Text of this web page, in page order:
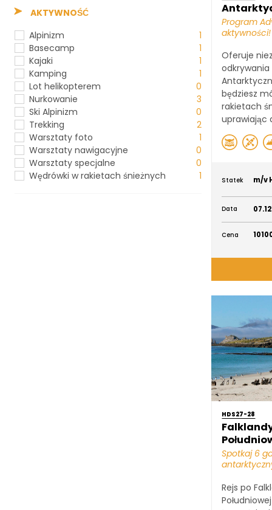
AKTYWNOŚĆ
Alpinizm
1
Basecamp
1
Kajaki
1
Kamping
1
Lot helikopterem
0
Nurkowanie
3
Ski Alpinizm
0
Trekking
2
Warsztaty foto
1
Warsztaty nawigacyjne
0
Warsztaty specjalne
0
Wędrówki w rakietach śnieżnych
1
Program
aktywności!
Oferuje
odkrywania
będziesz
rakietach
uprawiając
Statek m/v
Data 07.12
Cena
HDS27-28
Spotkaj 6
Rejs po